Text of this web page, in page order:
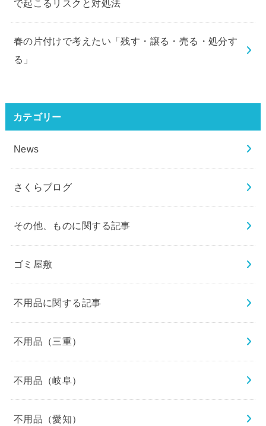
で起こるリスクと対処法
春の片付けで考えたい「残す・譲る・売る・処分す
る」
カテゴリー
News
さくらブログ
その他、ものに関する記事
ゴミ屋敷
不用品に関する記事
不用品（三重）
不用品（岐阜）
不用品（愛知）